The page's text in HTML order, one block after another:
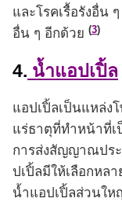
และโรคเรื้อรังอื่น
อื่น ๆ อีกด้วย (3)
4. น้ำแอปเปิ้ล
แอปเปิ้ลเป็นแหล่ง
แร่ธาตุที่ทำหน้าที่เ
การส่งสัญญาณปร
ปเปิ้ลมีให้เลือกหล
น้ำแอปเปิ้ลส่วนใ